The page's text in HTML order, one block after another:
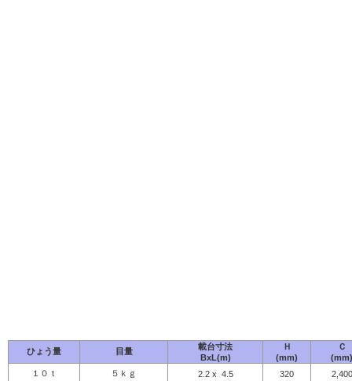
ひょう量 目量
載台寸法
BxL(m)
Ｈ
(mm)
Ｃ
(mm)
１０ｔ
５ｋｇ 2.2 x 4.5 320 2,400